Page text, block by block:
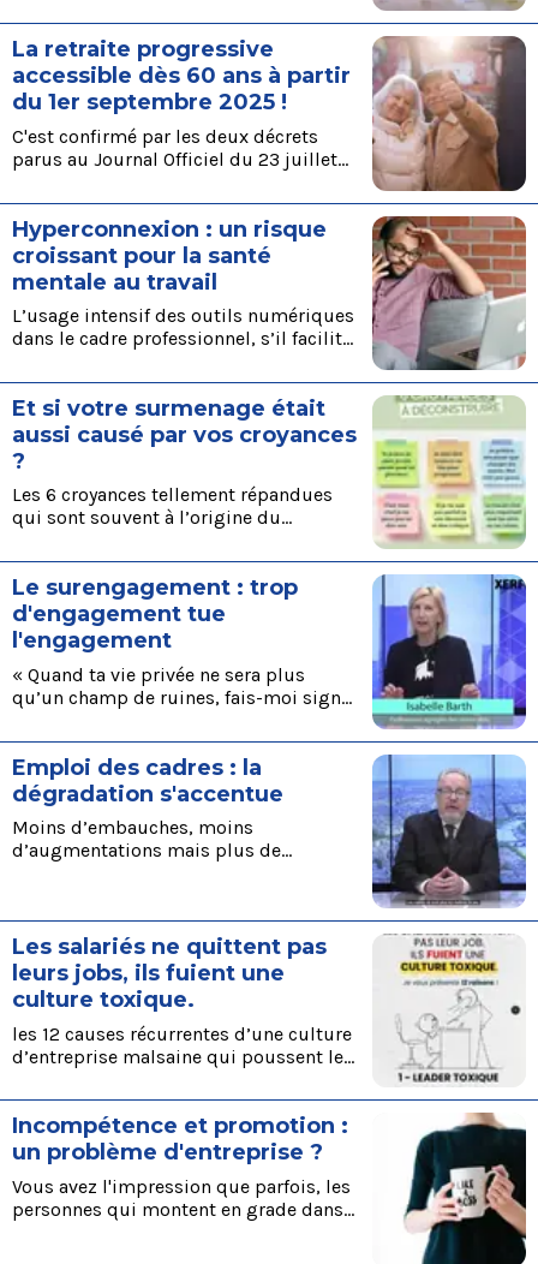
finie, les cadres ne sont plus maîtres
du jeu. Côté volumétrie, les intentions
d’embauche reculent et redescendent à
leur plus bas niveau depuis près de
cinq ans. Grandes entreprises, ETI,
PME… toutes lèvent le pied, si bien que
la réduction du nombre de
plus débat.
La retraite progressive
accessible dès 60 ans à partir
du 1er septembre 2025 !
C'est confirmé par les deux décrets
parus au Journal Officiel du 23 juillet
travailler en temps partiel et de
percevoir une partie de sa retraite dès
60 ans, à condition d'avoir cotisé au
moins 150 trimestres.
Hyperconnexion : un risque
croissant pour la santé
mentale au travail
L’usage intensif des outils numériques
dans le cadre professionnel, s’il facilite
engendre également une surcharge
cognitive préoccupante. Source :
Hyperconnexion au travail: un risque
croissant pour la santé mentale des
salariés
Et si votre surmenage était
aussi causé par vos croyances
?
Les 6 croyances tellement répandues
qui sont souvent à l’origine du
Julie Papuga
Le surengagement : trop
d'engagement tue
l'engagement
« Quand ta vie privée ne sera plus
qu’un champ de ruines, fais-moi signe,
de l’article complet disponible ici
Emploi des cadres : la
dégradation s'accentue
Moins d’embauches, moins
d’augmentations mais plus de
ici
Les salariés ne quittent pas
leurs jobs, ils fuient une
culture toxique.
les 12 causes récurrentes d’une culture
d’entreprise malsaine qui poussent les
départ. Parce qu’on ne construit pas
une entreprise solide seulement avec
des outils des méthodes ou des
processus, retrouvez les 12 causes
récurrentes d’une culture d’entreprise
malsaine qui poussent les salariés au
Incompétence et promotion :
un problème d'entreprise ?
Vous avez l'impression que parfois, les
personnes qui montent en grade dans